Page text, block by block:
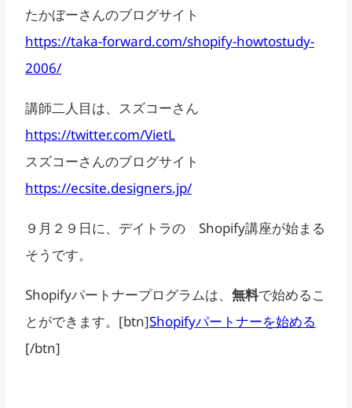
たかぼーさんのブログサイト
https://taka-forward.com/shopify-howtostudy-
2006/
講師二人目は、スズコーさん
https://twitter.com/VietL
スズコーさんのブログサイト
https://ecsite.designers.jp/
９月２９日に、デイトラの Shopify講座が始まる
そうです。
Shopifyパートナープログラムは、 無料で始めるこ
とができます。[btn]Shopifyパートナーを始める
[/btn]